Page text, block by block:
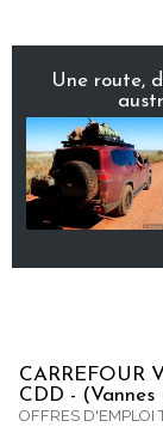
Une route,
CARREFOUR
CDD - (Vannes
OFFRES D'EMPLOI